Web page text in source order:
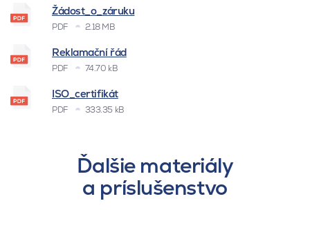
Žádost_o_záruku
PDF 2.18 MB
Reklamační řád
PDF 74.70 kB
ISO_certifikát
PDF 333.35 kB
Ďalšie materiály
a príslušenstvo